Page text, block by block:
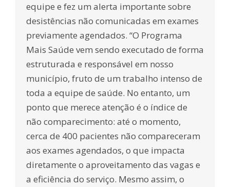
equipe e fez um alerta importante sobre
desistências não comunicadas em exames
previamente agendados. “O Programa
Mais Saúde vem sendo executado de forma
estruturada e responsável em nosso
município, fruto de um trabalho intenso de
toda a equipe de saúde. No entanto, um
ponto que merece atenção é o índice de
não comparecimento: até o momento,
cerca de 400 pacientes não compareceram
aos exames agendados, o que impacta
diretamente o aproveitamento das vagas e
a eficiência do serviço. Mesmo assim, o